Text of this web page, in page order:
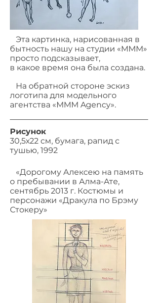
Эта картинка, нарисованная в
бытность нашу на студии «МММ»
просто подсказывает,
в какое время она была создана.
На обратной стороне эскиз
логотипа для модельного
агентства «МММ Agency».
Рисунок
30,5х22 см, бумага, рапид с
тушью, 1992
«Дорогому Алексею на память
о пребывании в Алма-Ате,
сентябрь 2013 г. Костюмы и
персонажи «Дракула по Брэму
Стокеру»